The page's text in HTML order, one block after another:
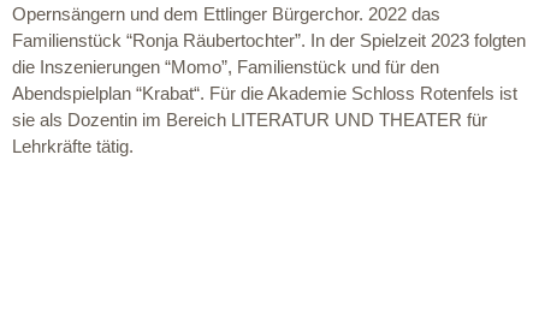
Opernsängern und dem Ettlinger Bürgerchor. 2022 das
Familienstück “Ronja Räubertochter”. In der Spielzeit 2023 folgten
die Inszenierungen “Momo”, Familienstück und für den
Abendspielplan “Krabat“. Für die Akademie Schloss Rotenfels ist
sie als Dozentin im Bereich LITERATUR UND THEATER für
Lehrkräfte tätig.